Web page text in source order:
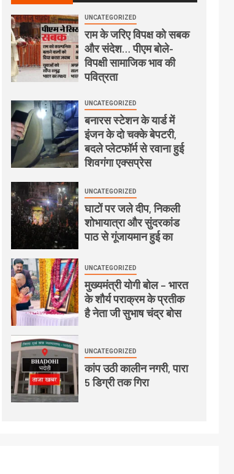
UNCATEGORIZED
राम के जरिए विपक्ष को सबक
और संदेश… पीएम बोले-
विपक्षी सामाजिक भाव की
पवित्रता
UNCATEGORIZED
बनारस स्टेशन के यार्ड में
इंजन के दो चक्के बेपटरी,
बदले प्लेटफॉर्म से रवाना हुई
शिवगंगा एक्सप्रेस
UNCATEGORIZED
घाटों पर जले दीप, निकली
शोभायात्रा और सुंदरकांड
पाठ से गूंजायमान हुई का
UNCATEGORIZED
मुख्यमंत्री योगी बोल – भारत
के शौर्य पराक्रम के प्रतीक
है नेता जी सुभाष चंद्र बोस
UNCATEGORIZED
कांप उठी कालीन नगरी, पारा
5 डिग्री तक गिरा